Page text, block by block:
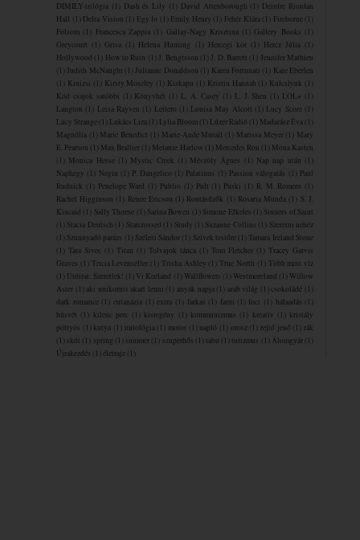
DIMILY-trilógia
(1) Dash és Lily (1) David Attenborough (1) Deirdre Riordan
Hall
(1) Delta Vision (1) Egy fo (1) Emily Henry (1) Fehér Klára (1) Fireborne (1)
Folsom
(1) Francesca Zappia (1) Gallay-Nagy Krisztina (1) Gallery Books
(1)
Greycourt
(1) Grisa (1) Helena Hunting (1) Hercegi kör (1) Hercz Júlia
(1)
Hollywood
(1) How to Ruin (1)J. Bengtsson (1)J. D. Barrett (1) Jennifer Mathieu
(1)Judith McNaught (1)Julianne Donaldson (1) Karen Fortunati (1) Kate Eberlen
(1) Kinizsi (1) Kirsty Moseley (1) Kiskapu (1) Kristin Hannah (1) Kulcslyuk
(1)
Kód csajok satöbbi
(1) Könyvhét (1) L. A. Casey (1) L. J. Shen (1) LOL+
(1)
Langton
(1) Leisa Rayven (1) Lettero (1) Louisa May Alcott (1) Lucy Score
(1)
Lucy Strange (1) Lukács Liza (1) Lylia Bloom (1) Lúzer Rádió (1) Madarász Éva (1)
Magnólia
(1) Marie Benedict (1) Marie-Aude Murail (1) Marissa Meyer (1) Mary
E. Pearson
(1) Max Brallier (1) Melanie Harlow (1) Mercedes Ron (1) Mona Kasten
(1) Monica Hesse (1) Mystic Creek (1) Mészöly Ágnes (1) Nap nap után
(1)
Naphegy
(1) Negin (1) P. Dangelico (1) Palatinus (1) Passion válogatás (1) Paul
Rudnick
(1) Penelope Ward (1) Publio (1) Pult (1) Püski (1) R. M. Romero
(1)
Rachel Higginson
(1) Renee Ericson (1) Rontásűzők (1) Rosaria Munda (1) S. J.
Kincaid
(1) Sally Thorne (1) Sarina Bowen (1) Simone Elkeles (1) Sinners of Saint
(1) Stacia Deutsch (1) Starcrossed (1) Study (1) Suzanne Collins (1) Szeretni nehéz
(1) Szunnyadó parázs (1) Szélesi Sándor (1) Szívek testőre (1)Tamara Ireland Stone
(1) Tara Sivec (1) Titan (1) Tolvajok ​tánca (1) Tom Fletcher (1) Tracey Garvis
Graves
(1) Tricia Levenseller (1) Trisha Ashley (1) True North (1) Több mint víz
(1) Utóirat: Szeretlek! (1) Vi Keeland (1) Wallflowers (1) Westmoreland (1) Willow
Aster
(1) aki unikornis akart lenni (1) anyák napja (1) arab világ (1)csokoládé
(1)
dark romance
(1) eutanázia (1) extra (1) farkas (1) farm (1) foci (1) hálaadás
(1)
húsvét
(1) kilenc perc (1) kisregény (1) kommunizmus (1) kreatív (1) kristály
pöttyös
(1) kutya (1) mitológia (1) motor (1) napló (1) orosz (1) rejtő jenő (1) rák
(1) skót (1) spring (1) summer (1) szuperhős (1) tabu (1) turizmus (1) Álomgyár (1)
Újrakezdés
(1)életrajz (1)